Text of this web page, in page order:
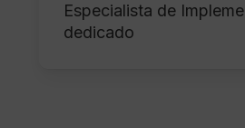
Especialista de
dedicado